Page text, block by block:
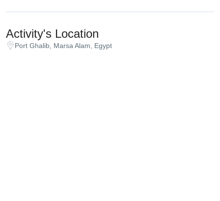
Activity's Location
Port Ghalib, Marsa Alam, Egypt